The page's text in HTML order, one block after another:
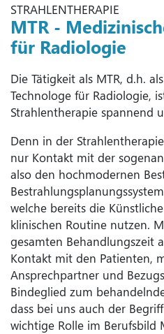
STRAHLENTHERAPIE
MTR -
für Radiologie
Die Tätigkeit als MTR, d.h.
Technologe für Radiologie,
Strahlentherapie spannend
Denn in der
nur Kontakt mit der
also den hochmodernen
welche bereits die
klinischen Routine nutzen.
gesamten Behandlungszeit
Kontakt mit den Patienten,
Ansprechpartner und
Bindeglied zum
dass bei uns auch der
wichtige Rolle im Berufsbild